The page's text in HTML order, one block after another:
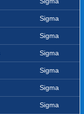
Sigma
Sigma
Sigma
Sigma
Sigma
Sigma